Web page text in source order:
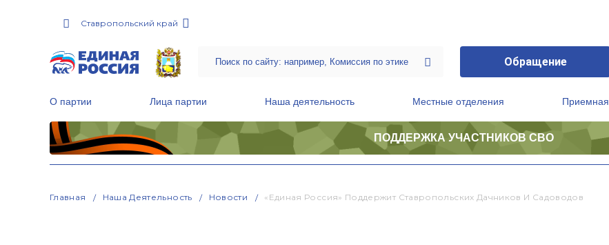
Ставропольский край
Обращение
О партии Лица партии Наша деятельность Местные отделения Приемная
ПОДДЕРЖКА УЧАСТНИКОВ СВО
Главная Наша Деятельность Новости «Единая Россия» Поддержит Ставропольских Дачников И Садоводов